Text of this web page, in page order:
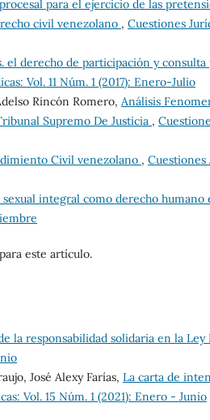
para el ejercicio de las
civil venezolano , Cuestiones
el derecho de participación y
Vol. 11 Núm. 1 (2017): Enero-Julio
Rincón Romero, Análisis
Supremo De Justicia ,
Civil venezolano , Cuestiones
sexual integral como derecho humano
para este artículo.
la responsabilidad solidaria en la Ley
José Alexy Farías, La carta de
Vol. 15 Núm. 1 (2021): Enero - Junio